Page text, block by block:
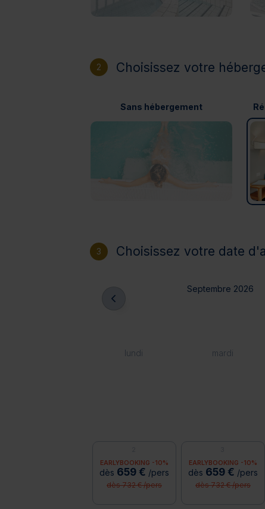
lundi mardi
EARLYBOOKING -10%
dès 659 € /pers
dès 732 € /pers
EARLYBOOKING -10%
dès 659 € /pers
dès 732 € /pers
2 Choisissez votre
Sans hébergement
3 Choisissez votre date
Septembre 2026